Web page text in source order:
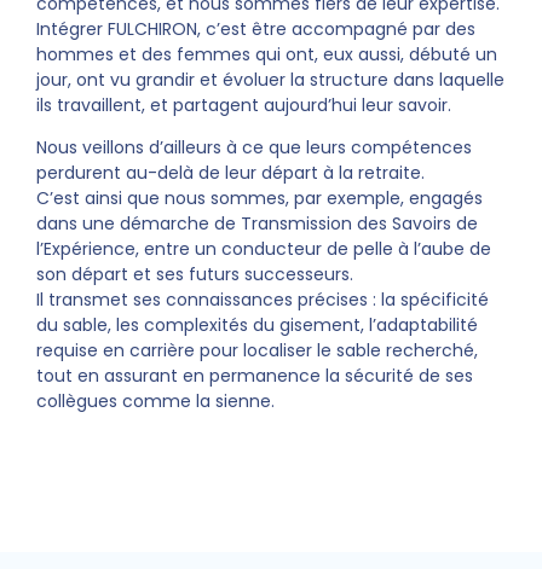
Intégrer FULCHIRON, c’est être accompagné par des
hommes et des femmes qui ont, eux aussi, débuté un
jour, ont vu grandir et évoluer la structure dans laquelle
ils travaillent, et partagent aujourd’hui leur savoir.
Nous veillons d’ailleurs à ce que leurs compétences
perdurent au-delà de leur départ à la retraite.
C’est ainsi que nous sommes, par exemple, engagés
dans une démarche de Transmission des Savoirs de
l’Expérience, entre un conducteur de pelle à l’aube de
son départ et ses futurs successeurs.
Il transmet ses connaissances précises : la spécificité
du sable, les complexités du gisement, l’adaptabilité
requise en carrière pour localiser le sable recherché,
tout en assurant en permanence la sécurité de ses
collègues comme la sienne.